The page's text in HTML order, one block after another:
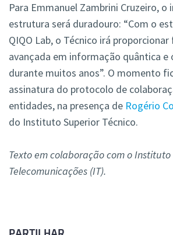
Para Emmanuel Zambrini Cruzeiro, o
estrutura será duradouro: “Com o
QIQO Lab, o Técnico irá
avançada em informação quântica e
durante muitos anos”. O momento
assinatura do protocolo de
entidades, na presença de Rogério
do Instituto Superior Técnico.
Texto em colaboração com o Instituto
Telecomunicações (IT).